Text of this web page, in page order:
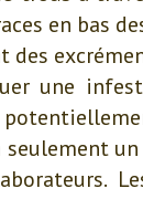
en bas
des
une